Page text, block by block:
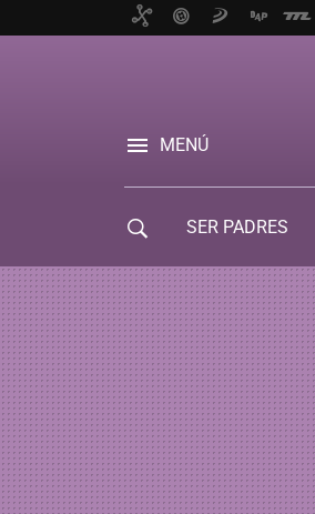
MENÚ
SER PADRES